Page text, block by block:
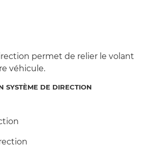
permet de relier le volant
véhicule.
SYSTÈME DE DIRECTION